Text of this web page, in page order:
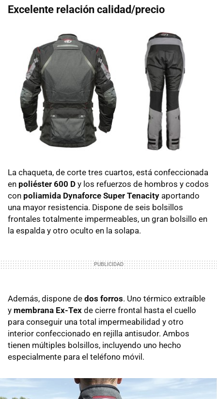
Excelente relación calidad/precio
La chaqueta, de corte tres cuartos, está confeccionada
en poliéster 600 D y los refuerzos de hombros y codos
con poliamida Dynaforce Super Tenacity aportando
una mayor resistencia. Dispone de seis bolsillos
frontales totalmente impermeables, un gran bolsillo en
la espalda y otro oculto en la solapa.
Además, dispone de dos forros. Uno térmico extraíble
y membrana Ex-Tex de cierre frontal hasta el cuello
para conseguir una total impermeabilidad y otro
interior confeccionado en rejilla antisudor. Ambos
tienen múltiples bolsillos, incluyendo uno hecho
especialmente para el teléfono móvil.